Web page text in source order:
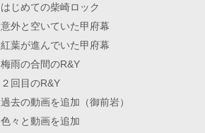
はじめての柴崎ロック
意外と空いていた甲府幕
紅葉が進んでいた甲府幕
梅雨の合間のR&Y
２回目のR&Y
過去の動画を追加（御前岩）
色々と動画を追加